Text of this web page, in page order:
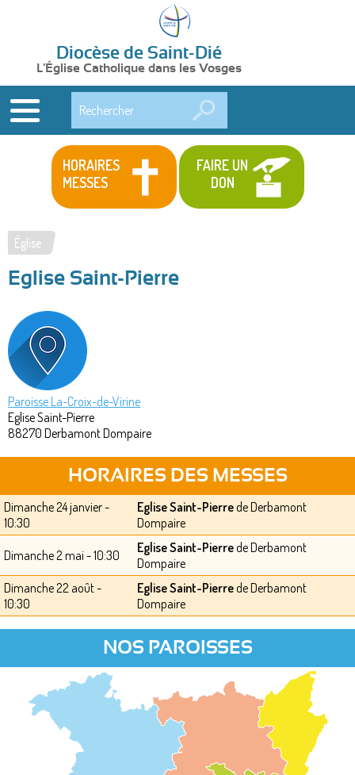
Diocèse de Saint-Dié
L'Église Catholique dans les Vosges
HORAIRES
MESSES
FAIRE UN
DON
Vous
êtes
ici
Église
Eglise Saint-Pierre
Paroisse La-Croix-de-Virine
Eglise Saint-Pierre
88270 Derbamont Dompaire
HORAIRES DES MESSES
Dimanche 24 janvier -
10:30
Eglise Saint-Pierrede Derbamont
Dompaire
Dimanche 2 mai - 10:30 Eglise Saint-Pierrede Derbamont
Dompaire
Dimanche 22 août -
10:30
Eglise Saint-Pierrede Derbamont
Dompaire
NOS PAROISSES